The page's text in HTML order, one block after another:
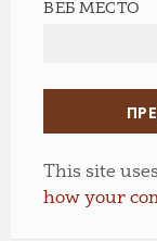
ВЕБ МЕСТО
This site
how your